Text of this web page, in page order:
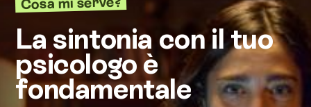
azione che finora ti hanno limitato. Io resterò al
tuo fianco per spronarti e sostenerti, e
cammineremo insieme verso la meta: il tuo
benessere .
La sintonia con il tuo
psicologo è
fondamentale